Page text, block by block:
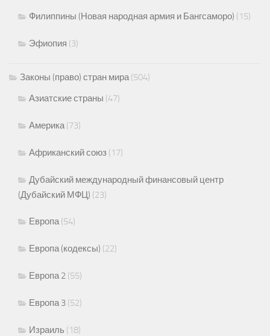
Филиппины (Новая народная армия и Бангсаморо) (15)
Эфиопия (3)
Законы (право) стран мира(504)
Азиатские страны (47)
Америка(73)
Африканский союз (17)
Дубайский международный финансовый центр
(Дубайский МФЦ) (23)
Европа(54)
Европа (кодексы) (22)
Европа 2 (55)
Европа 3 (52)
Израиль (18)